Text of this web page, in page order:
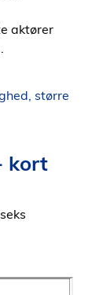
aktører
større
kort